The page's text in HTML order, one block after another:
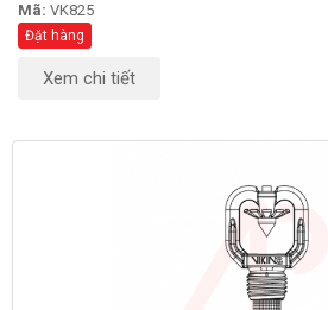
Mã: VK825
Đặt hàng
Xem chi tiết